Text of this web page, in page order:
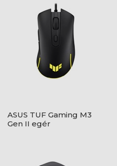
ASUS TUF Gaming M3
Gen II egér